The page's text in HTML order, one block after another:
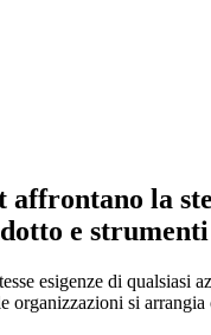
la
e
esigenze di
organizzazioni si